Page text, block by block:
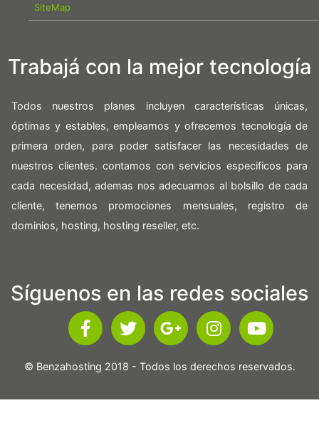
SiteMap
Trabajá con la mejor tecnología
Todos nuestros planes incluyen características únicas,
óptimas y estables, empleamos y ofrecemos tecnología de
primera orden, para poder satisfacer las necesidades de
nuestros clientes. contamos con servicios especificos para
cada necesidad, ademas nos adecuamos al bolsillo de cada
cliente, tenemos promociones mensuales, registro de
dominios, hosting, hosting reseller, etc.
Síguenos en las redes sociales
© Benzahosting 2018 - Todos los derechos reservados.